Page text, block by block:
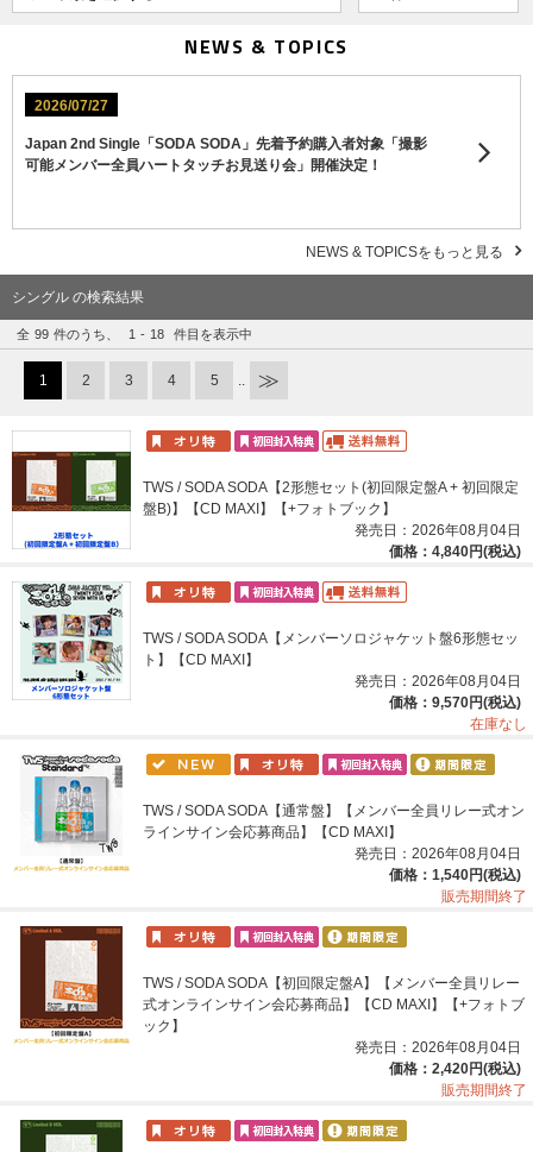
NEWS & TOPICS
2026/07/27
Japan 2nd Single「SODA SODA」先着予約購入者対象「撮影
可能メンバー全員ハートタッチお見送り会」開催決定！
NEWS & TOPICSをもっと見る
シングル の検索結果
全 99 件のうち、 1 - 18 件目を表示中
1 2 3 4 5 ..
TWS / SODA SODA【2形態セット(初回限定盤A + 初回限定
盤B)】【CD MAXI】【+フォトブック】
発売日：2026年08月04日
価格：4,840円(税込)
TWS / SODA SODA【メンバーソロジャケット盤6形態セッ
ト】【CD MAXI】
発売日：2026年08月04日
価格：9,570円(税込)
在庫なし
TWS / SODA SODA【通常盤】【メンバー全員リレー式オン
ラインサイン会応募商品】【CD MAXI】
発売日：2026年08月04日
価格：1,540円(税込)
販売期間終了
TWS / SODA SODA【初回限定盤A】【メンバー全員リレー
式オンラインサイン会応募商品】【CD MAXI】【+フォトブ
ック】
発売日：2026年08月04日
価格：2,420円(税込)
販売期間終了